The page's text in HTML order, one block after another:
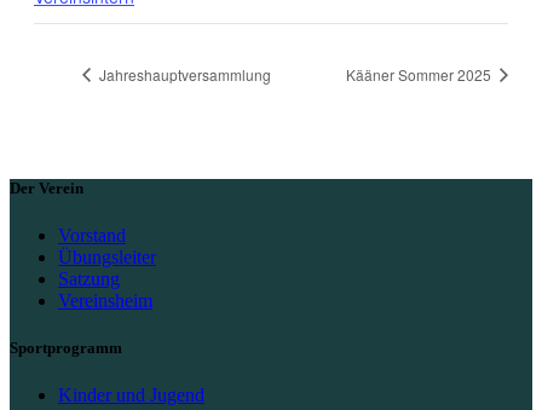
Jahreshauptversammlung Kääner Sommer 2025
Der Verein
Vorstand
Übungsleiter
Satzung
Vereinsheim
Sportprogramm
Kinder und Jugend